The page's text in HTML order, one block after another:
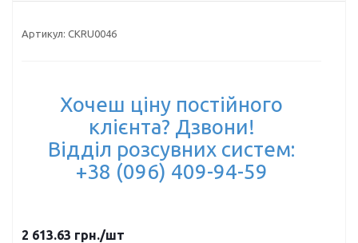
Артикул: CKRU0046
Хочеш ціну постійного
клієнта? Дзвони!
Відділ розсувних систем:
+38 (096) 409-94-59
2 613.63 грн./шт